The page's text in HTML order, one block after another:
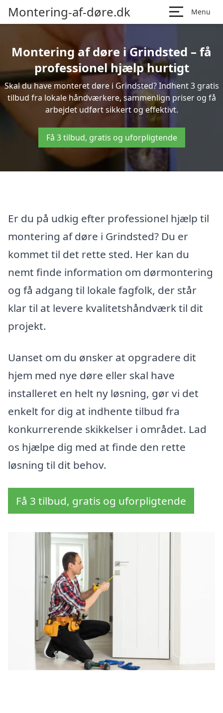
Montering-af-døre.dk Menu
Montering af døre i Grindsted – få
professionel hjælp hurtigt
Skal du have monteret døre i Grindsted? Indhent 3 gratis
tilbud fra lokale håndværkere, sammenlign priser og få
arbejdet udført sikkert og effektivt.
Få 3 tilbud, gratis og uforpligtende
Er du på udkig efter professionel hjælp til
montering af døre i Grindsted? Du er
kommet til det rette sted. Her kan du
nemt finde information om dørmontering
og få adgang til lokale fagfolk, der står
klar til at levere kvalitetshåndværk til dit
projekt.
Uanset om du ønsker at opgradere dit
hjem med nye døre eller skal have
installeret en helt ny løsning, gør vi det
enkelt for dig at indhente tilbud fra
konkurrerende skikkelser i området. Lad
os hjælpe dig med at finde den rette
løsning til dit behov.
Få 3 tilbud, gratis og uforpligtende